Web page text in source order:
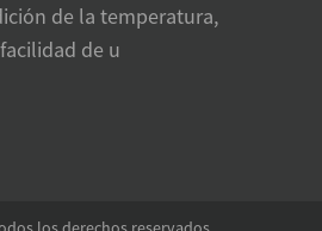
de la temperatura,
de u